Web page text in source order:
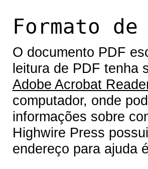
Formato
O documento PDF
leitura de PDF tenha
Adobe Acrobat
computador, onde
informações sobre
Highwire Press
endereço para ajuda é